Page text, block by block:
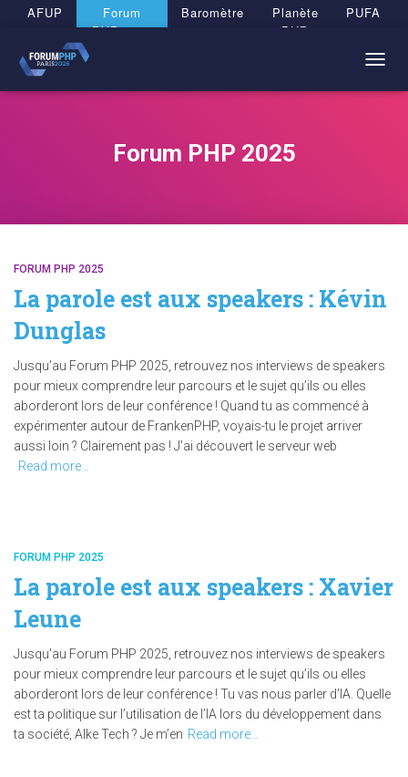
AFUP
Forum
PHP 2026
Baromètre
Planète
PHP
PUFA
Forum PHP 2025
FORUM PHP 2025
La parole est aux speakers : Kévin
Dunglas
Jusqu’au Forum PHP 2025, retrouvez nos interviews de speakers
pour mieux comprendre leur parcours et le sujet qu’ils ou elles
aborderont lors de leur conférence ! Quand tu as commencé à
expérimenter autour de FrankenPHP, voyais-tu le projet arriver
aussi loin ? Clairement pas ! J’ai découvert le serveur web
Read more…
FORUM PHP 2025
La parole est aux speakers : Xavier
Leune
Jusqu’au Forum PHP 2025, retrouvez nos interviews de speakers
pour mieux comprendre leur parcours et le sujet qu’ils ou elles
aborderont lors de leur conférence ! Tu vas nous parler d’IA. Quelle
est ta politique sur l’utilisation de l’IA lors du développement dans
ta société, Alke Tech ? Je m’en Read more…
Panneau de gestion des cookies